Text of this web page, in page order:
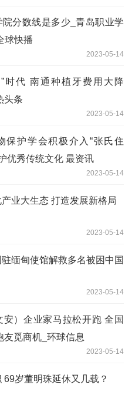
院分数线是多少_青岛职业学
球快播
2023-05-14
时代 南通种植牙费用大降
头条
2023-05-14
保护学会积极介入“张氏住
优秀传统文化 最资讯
2023-05-14
业大生态 打造发展新格局
2023-05-14
缅甸使馆解救多名被困中国
2023-05-14
安）企业家马拉松开跑 全国
友觅商机_环球信息
2023-05-14
69岁董明珠延休又几载？